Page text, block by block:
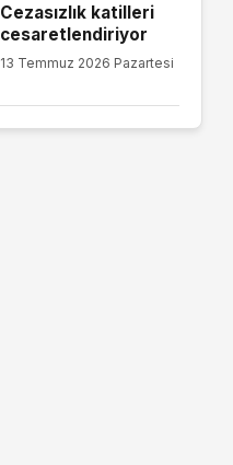
Cezasızlık katilleri
cesaretlendiriyor
13 Temmuz 2026 Pazartesi